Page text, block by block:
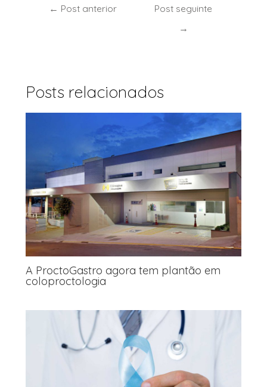
← Post anterior
Post seguinte
→
Posts relacionados
A ProctoGastro agora tem plantão em
coloproctologia